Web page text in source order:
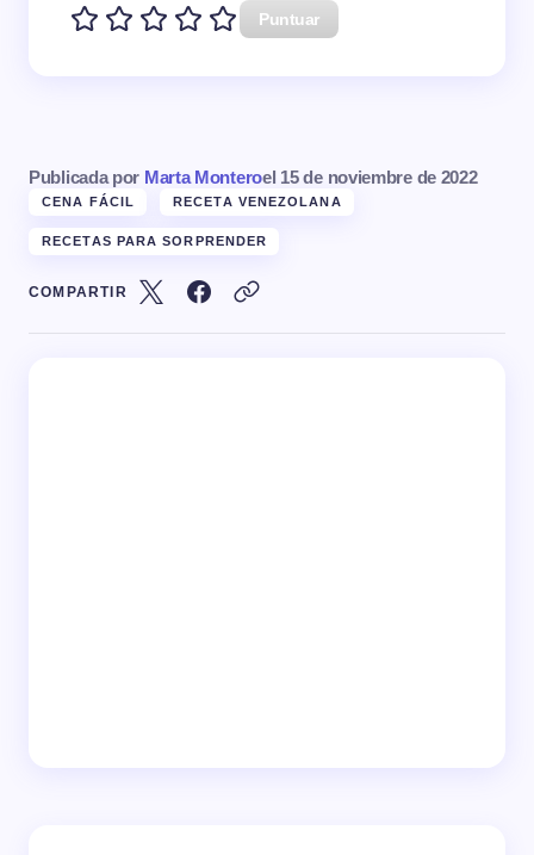
Puntuar
Publicada por Marta Monteroel 15 de noviembre de 2022
CENA FÁCIL RECETA VENEZOLANA
RECETAS PARA SORPRENDER
COMPARTIR